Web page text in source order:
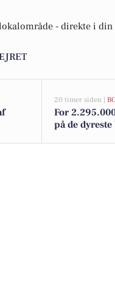
- direkte i din
20 timer siden |
For
på de